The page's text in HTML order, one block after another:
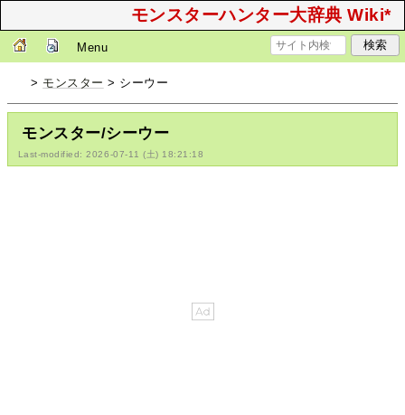
モンスターハンター大辞典 Wiki*
Menu
> モンスター > シーウー
モンスター/シーウー
Last-modified: 2026-07-11 (土) 18:21:18